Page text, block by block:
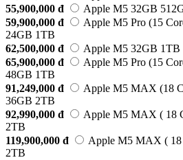
55,900,000 đ
Apple M5 32GB
59,900,000 đ
Apple M5 Pro (15
24GB 1TB
62,500,000 đ
Apple M5 32GB 1TB
65,900,000 đ
Apple M5 Pro (15
48GB 1TB
91,249,000 đ
Apple M5 MAX (18
36GB 2TB
92,990,000 đ
Apple M5 MAX ( 18
2TB
119,900,000 đ
Apple M5 MAX (
2TB